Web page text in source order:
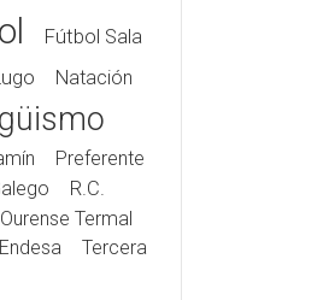
Fútbol Sala
Natación
Preferente
R.C.
Termal
Tercera